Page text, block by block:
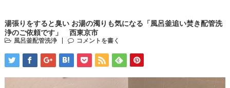
湯張りをすると臭い お湯の濁りも気になる「風呂釜追い焚き配管洗
浄のご依頼です」 西東京市
風呂釜配管洗浄 コメントを書く